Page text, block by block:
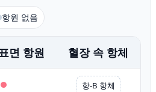
항원 없음
면 항원 혈장 속 항체
항-B 항체